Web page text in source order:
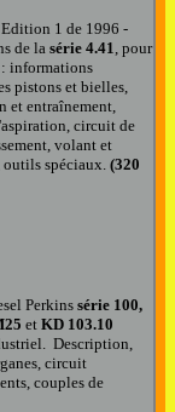
1 de 1996 -
de la série 4.41, pour
informations
pistons et bielles,
et entraînement,
circuit de
volant et
outils spéciaux. (320
Perkins série 100,
et KD 103.10
Description,
circuit
couples de